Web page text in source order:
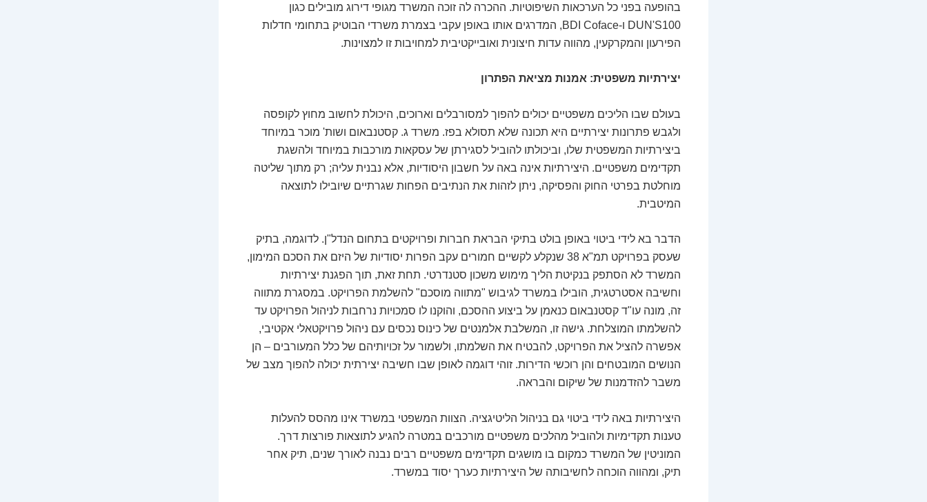
בהופעה בפני כל הערכאות השיפוטיות. ההכרה לה זוכה המשרד מגופי דירוג מובילים כגון
DUN'S100 ו-BDI Coface, המדרגים אותו באופן עקבי בצמרת משרדי הבוטיק בתחומי חדלות
הפירעון והמקרקעין, מהווה עדות חיצונית ואובייקטיבית למחויבות זו למצוינות.
יצירתיות משפטית: אמנות מציאת הפתרון
בעולם שבו הליכים משפטיים יכולים להפוך למסורבלים וארוכים, היכולת לחשוב מחוץ לקופסה
ולגבש פתרונות יצירתיים היא תכונה שלא תסולא בפז. משרד ג. קסטנבאום ושות' מוכר במיוחד
ביצירתיות המשפטית שלו, וביכולתו להוביל לסגירתן של עסקאות מורכבות במיוחד ולהשגת
תקדימים משפטיים. היצירתיות אינה באה על חשבון היסודיות, אלא נבנית עליה; רק מתוך שליטה
מוחלטת בפרטי החוק והפסיקה, ניתן לזהות את הנתיבים הפחות שגרתיים שיובילו לתוצאה
המיטבית.
הדבר בא לידי ביטוי באופן בולט בתיקי הבראת חברות ופרויקטים בתחום הנדל"ן. לדוגמה, בתיק
שעסק בפרויקט תמ"א 38 שנקלע לקשיים חמורים עקב הפרות יסודיות של היזם את הסכם המימון,
המשרד לא הסתפק בנקיטת הליך מימוש משכון סטנדרטי. תחת זאת, תוך הפגנת יצירתיות
וחשיבה אסטרטגית, הובילו במשרד לגיבוש "מתווה מוסכם" להשלמת הפרויקט. במסגרת מתווה
זה, מונה עו"ד קסטנבאום כנאמן על ביצוע ההסכם, והוקנו לו סמכויות נרחבות לניהול הפרויקט עד
להשלמתו המוצלחת. גישה זו, המשלבת אלמנטים של כינוס נכסים עם ניהול פרויקטאלי אקטיבי,
אפשרה להציל את הפרויקט, להבטיח את השלמתו, ולשמור על זכויותיהם של כלל המעורבים – הן
הנושים המובטחים והן רוכשי הדירות. זוהי דוגמה לאופן שבו חשיבה יצירתית יכולה להפוך מצב של
משבר להזדמנות של שיקום והבראה.
היצירתיות באה לידי ביטוי גם בניהול הליטיגציה. הצוות המשפטי במשרד אינו מהסס להעלות
טענות תקדימיות ולהוביל מהלכים משפטיים מורכבים במטרה להגיע לתוצאות פורצות דרך.
המוניטין של המשרד כמקום בו מושגים תקדימים משפטיים רבים נבנה לאורך שנים, תיק אחר
תיק, ומהווה הוכחה לחשיבותה של היצירתיות כערך יסוד במשרד.